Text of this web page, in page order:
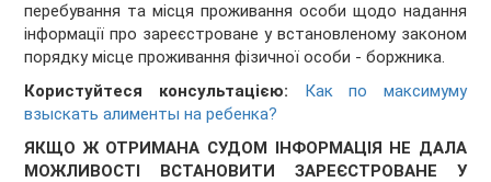
перебування та місця проживання особи щодо надання
інформації про зареєстроване у встановленому законом
порядку місце проживання фізичної особи - боржника.
Користуйтеся консультацією: Как по максимуму
взыскать алименты на ребенка?
ЯКЩО Ж ОТРИМАНА СУДОМ ІНФОРМАЦІЯ НЕ ДАЛА
МОЖЛИВОСТІ ВСТАНОВИТИ ЗАРЕЄСТРОВАНЕ У